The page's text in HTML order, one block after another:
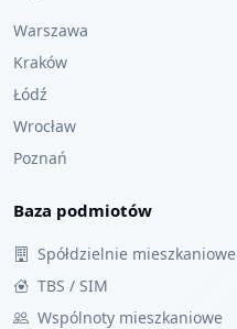
Warszawa
Kraków
Łódź
Wrocław
Poznań
Baza podmiotów
Spółdzielnie mieszkaniowe
TBS / SIM
Wspólnoty mieszkaniowe